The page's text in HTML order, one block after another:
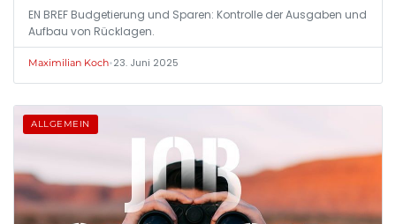
EN BREF Budgetierung und Sparen: Kontrolle der Ausgaben und
Aufbau von Rücklagen.
Maximilian Koch•23. Juni 2025
ALLGEMEIN